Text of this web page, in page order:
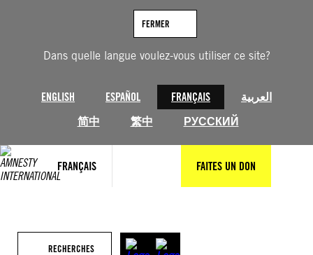
Dans quelle langue voulez-vous utiliser ce site?
ENGLISH ESPAÑOL FRANÇAIS
العربية
简中
繁中 РУССКИЙ
FERMER
FRANÇAIS FAITES UN DON
RECHERCHES